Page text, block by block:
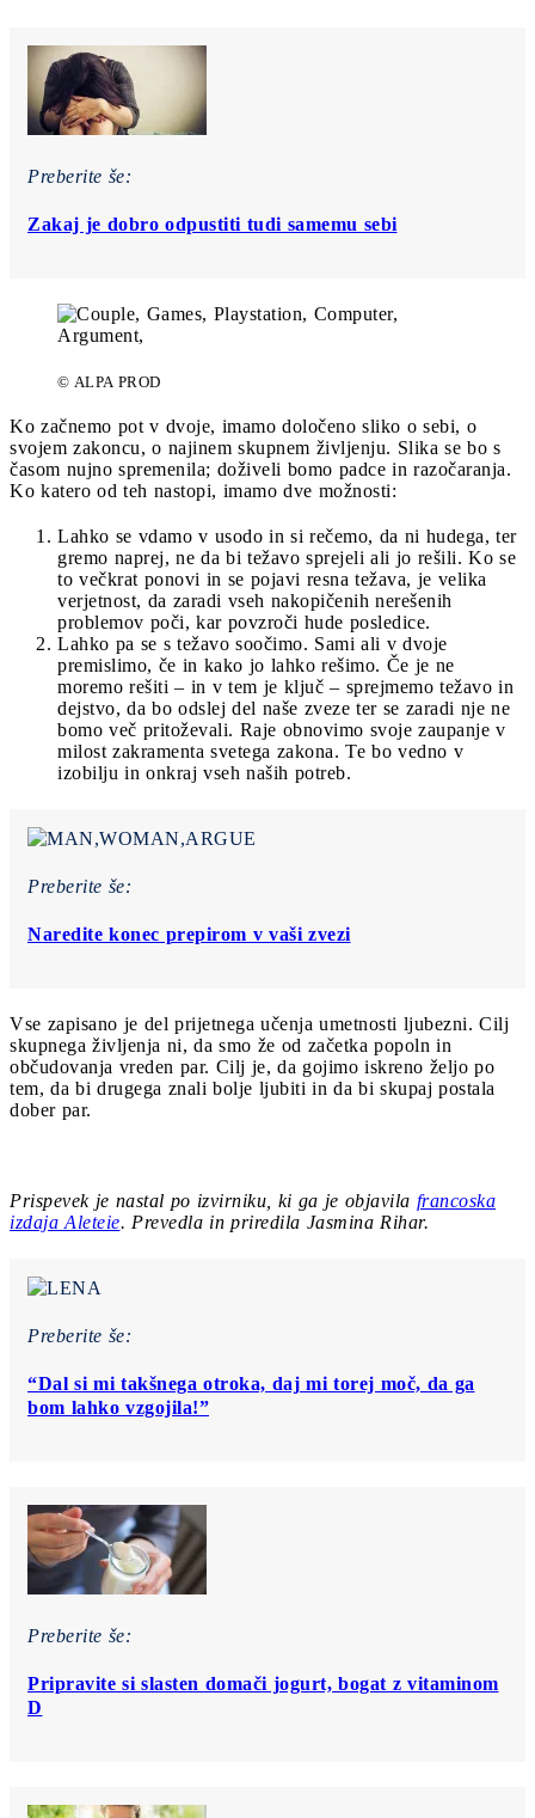
Preberite še:
Zakaj je dobro odpustiti tudi samemu sebi
© ALPA PROD
Ko začnemo pot v dvoje, imamo določeno sliko o sebi, o
svojem zakoncu, o najinem skupnem življenju. Slika se bo s
časom nujno spremenila; doživeli bomo padce in razočaranja.
Ko katero od teh nastopi, imamo dve možnosti:
Lahko se vdamo v usodo in si rečemo, da ni hudega, ter
gremo naprej, ne da bi težavo sprejeli ali jo rešili. Ko se
to večkrat ponovi in se pojavi resna težava, je velika
verjetnost, da zaradi vseh nakopičenih nerešenih
problemov poči, kar povzroči hude posledice.
Lahko pa se s težavo soočimo. Sami ali v dvoje
premislimo, če in kako jo lahko rešimo. Če je ne
moremo rešiti – in v tem je ključ – sprejmemo težavo in
dejstvo, da bo odslej del naše zveze ter se zaradi nje ne
bomo več pritoževali. Raje obnovimo svoje zaupanje v
milost zakramenta svetega zakona. Te bo vedno v
izobilju in onkraj vseh naših potreb.
Preberite še:
Naredite konec prepirom v vaši zvezi
Vse zapisano je del prijetnega učenja umetnosti ljubezni. Cilj
skupnega življenja ni, da smo že od začetka popoln in
občudovanja vreden par. Cilj je, da gojimo iskreno željo po
tem, da bi drugega znali bolje ljubiti in da bi skupaj postala
dober par.
Prispevek je nastal po izvirniku, ki ga je objavila francoska
izdaja Aleteie. Prevedla in priredila Jasmina Rihar.
Preberite še:
“Dal si mi takšnega otroka, daj mi torej moč, da ga
bom lahko vzgojila!”
Preberite še:
Pripravite si slasten domači jogurt, bogat z vitaminom
D